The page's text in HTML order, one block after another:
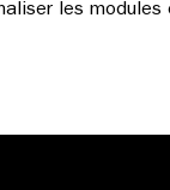
les modules